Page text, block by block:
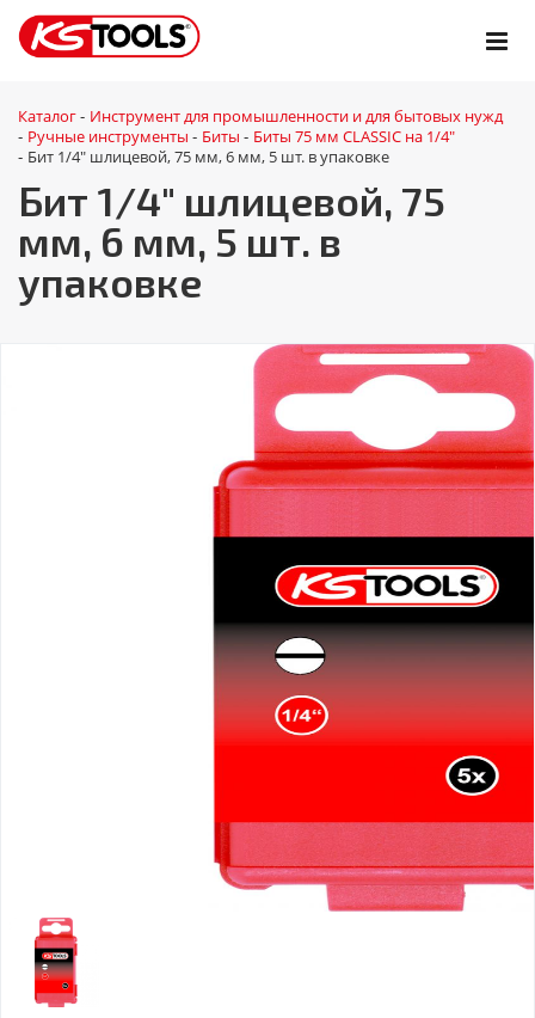
Каталог - Инструмент для промышленности и для бытовых нужд
- Ручные инструменты - Биты - Биты 75 мм CLASSIC на 1/4"
- Бит 1/4" шлицевой, 75 мм, 6 мм, 5 шт. в упаковке
Бит 1/4" шлицевой, 75
мм, 6 мм, 5 шт. в
упаковке